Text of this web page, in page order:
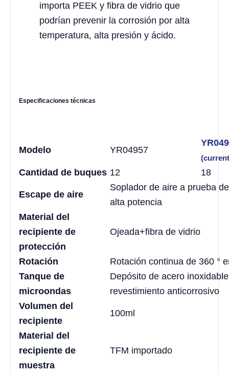
importa PEEK y fibra de vidrio que
podrían prevenir la corrosión por alta
temperatura, alta presión y ácido.
Especificaciones técnicas
Modelo YR04957
Cantidad de buques 12 18
Escape de aire
Soplador de aire a prueba
alta potencia
Material del
recipiente de
protección
Ojeada+fibra de vidrio
Rotación
Rotación continua de 360 ​​°
Tanque de
microondas
Depósito de acero
revestimiento anticorrosivo
Volumen del
recipiente
100ml
Material del
recipiente de
muestra
TFM importado